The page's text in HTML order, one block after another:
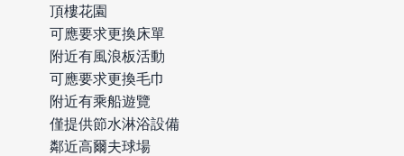
頂樓花園
可應要求更換床單
附近有風浪板活動
可應要求更換毛巾
附近有乘船遊覽
僅提供節水淋浴設備
鄰近高爾夫球場